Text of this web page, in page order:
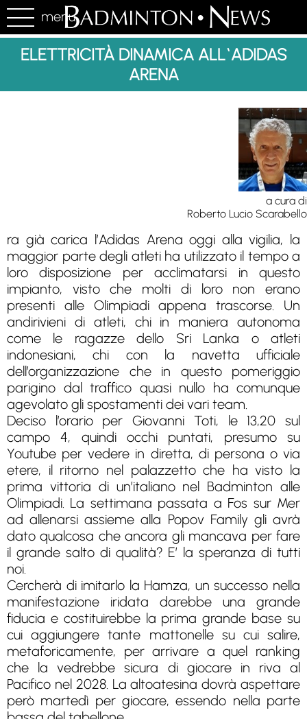
menu
ELETTRICITÀ DINAMICA ALL`ADIDAS
ARENA
a cura di
Roberto Lucio Scarabello
ra già carica l’Adidas Arena oggi alla vigilia, la
maggior parte degli atleti ha utilizzato il tempo a
loro disposizione per acclimatarsi in questo
impianto, visto che molti di loro non erano
presenti alle Olimpiadi appena trascorse. Un
andirivieni di atleti, chi in maniera autonoma
come le ragazze dello Sri Lanka o atleti
indonesiani, chi con la navetta ufficiale
dell’organizzazione che in questo pomeriggio
parigino dal traffico quasi nullo ha comunque
agevolato gli spostamenti dei vari team.
Deciso l’orario per Giovanni Toti, le 13,20 sul
campo 4, quindi occhi puntati, presumo su
Youtube per vedere in diretta, di persona o via
etere, il ritorno nel palazzetto che ha visto la
prima vittoria di un’italiano nel Badminton alle
Olimpiadi. La settimana passata a Fos sur Mer
ad allenarsi assieme alla Popov Family gli avrà
dato qualcosa che ancora gli mancava per fare
il grande salto di qualità? E’ la speranza di tutti
noi.
Cercherà di imitarlo la Hamza, un successo nella
manifestazione iridata darebbe una grande
fiducia e costituirebbe la prima grande base su
cui aggiungere tante mattonelle su cui salire,
metaforicamente, per arrivare a quel ranking
che la vedrebbe sicura di giocare in riva al
Pacifico nel 2028. La altoatesina dovrà aspettare
però martedì per giocare, essendo nella parte